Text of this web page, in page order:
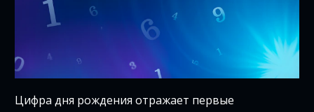
Цифра дня рождения отражает первые